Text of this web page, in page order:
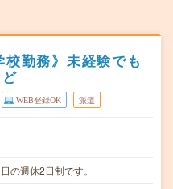
勤務》未経験でも
WEB登録OK 派遣
の週休2日制です。